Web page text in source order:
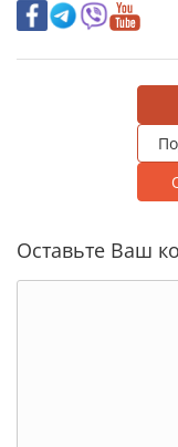
Оставьте Ваш